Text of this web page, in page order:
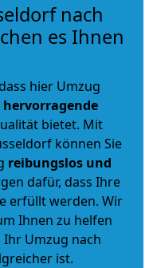
nach
es Ihnen
hier Umzug
hervorragende
bietet. Mit
können Sie
reibungslos und
dafür, dass Ihre
erfüllt werden. Wir
Ihnen zu helfen
Umzug nach
ist.